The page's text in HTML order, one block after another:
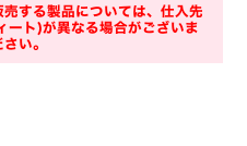
する製品については、仕入先
ート)が異なる場合がございま
い。